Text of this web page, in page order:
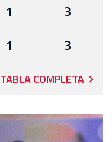
1
3
1 3
TABLA COMPLETA